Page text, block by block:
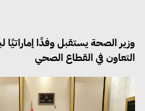
وزير الصحة يستقبل وفدًا
التعاون في القطاع الصحي